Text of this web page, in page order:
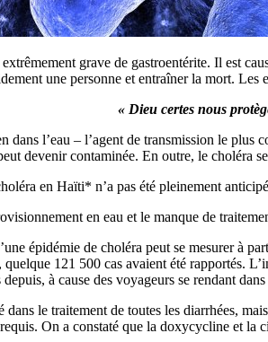
grave de gastroentérite. Il est
une personne et entraîner la mort.
« Dieu certes nous
dans l’eau – l’agent de transmission le plus
devenir contaminée. En outre, le choléra
en Haïti* n’a pas été pleinement
en eau et le manque de
épidémie de choléra peut se mesurer à
121 500 cas avaient été rapportés.
depuis, à cause des voyageurs se rendant
le traitement de toutes les diarrhées,
On a constaté que la doxycycline et